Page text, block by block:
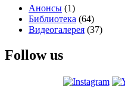
Анонсы (1)
Библиотека (64)
Видеогалерея (37)
Follow us